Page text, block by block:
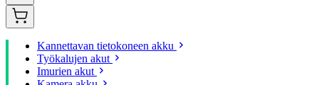
Kannettavan tietokoneen akku
Työkalujen akut
Imurien akut